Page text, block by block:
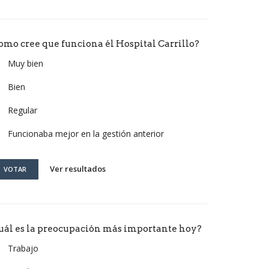
cree que funciona él Hospital Carrillo?
Muy bien
Bien
Regular
Funcionaba mejor en la gestión anterior
VOTAR Ver resultados
es la preocupación más importante hoy?
Trabajo